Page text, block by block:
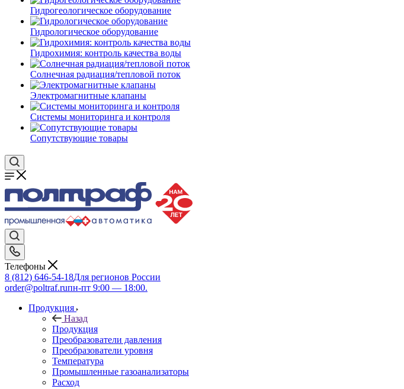
Гидрогеологическое оборудование
Гидрологическое оборудование
Гидрохимия: контроль качества воды
Солнечная радиация/тепловой поток
Электромагнитные клапаны
Системы мониторинга и контроля
Сопутствующие товары
Телефоны
8 (812) 646-54-18Для регионов России
order@poltraf.ruпн-пт 9:00 — 18:00.
Продукция
Назад
Продукция
Преобразователи давления
Преобразователи уровня
Температура
Промышленные газоанализаторы
Расход